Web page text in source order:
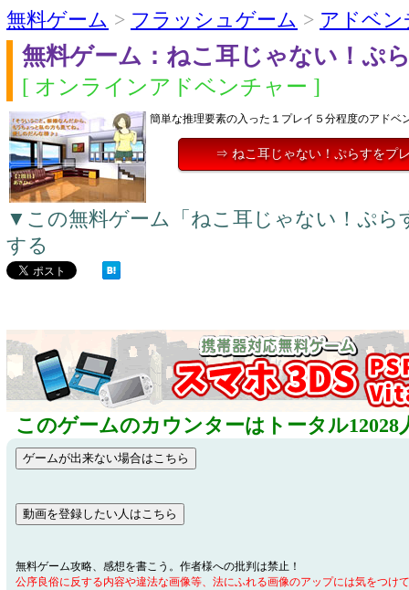
無料ゲーム > フラッシュゲーム > アドベン
無料ゲーム：ねこ耳じゃない！ぷ
[ オンラインアドベンチャー ]
簡単な推理要素の入った１プレイ５分程度のアドベ
⇒ ねこ耳じゃない！ぷらすをプ
▼この無料ゲーム「ねこ耳じゃない！ぷら
する
このゲームのカウンターはトータル12028
無料ゲーム攻略、感想を書こう。作者様への批判は禁止！
公序良俗に反する内容や違法な画像等、法にふれる画像のアップには気をつけ